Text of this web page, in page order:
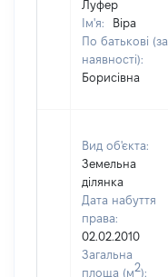
Луфер
Ім'я:
Віра
По батькові (за
наявності):
Борисівна
Вид об'єкта:
Земельна
ділянка
Дата набуття
права:
02.02.2010
Загальна
площа (м2):